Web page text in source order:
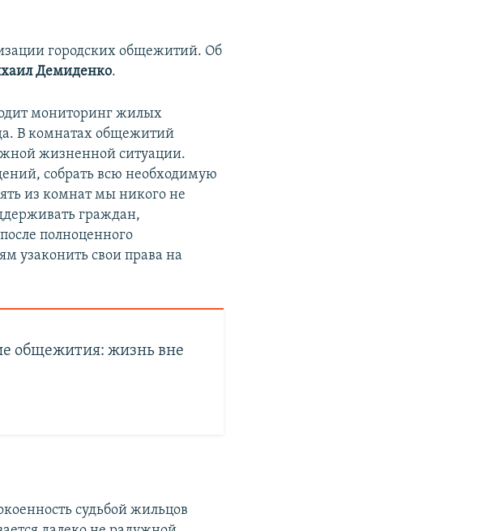
городских общежитий. Об
Демиденко.
мониторинг жилых
В комнатах общежитий
жизненной ситуации.
собрать всю необходимую
из комнат мы никого не
граждан,
полноценного
узаконить свои права на
общежития: жизнь вне
судьбой жильцов